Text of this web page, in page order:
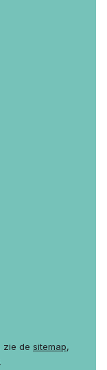
zie de sitemap,